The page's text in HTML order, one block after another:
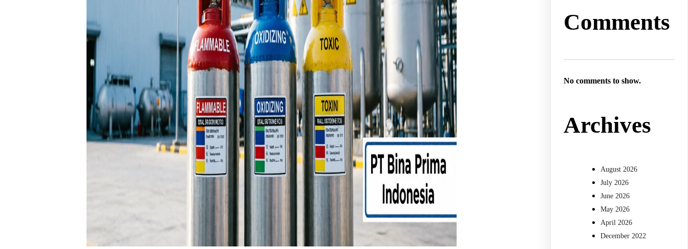
Comments
No comments to show.
Archives
August 2026
July 2026
June 2026
May 2026
April 2026
December 2022